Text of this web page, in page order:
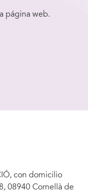
página web.
con domicilio
08940 Cornellà de